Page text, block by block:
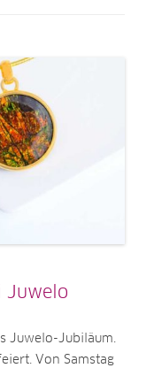
Juwelo
Juwelo-Jubiläum.
Von Samstag